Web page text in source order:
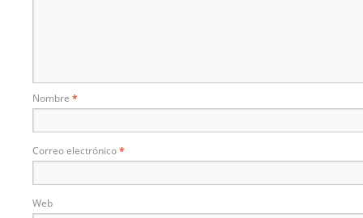
Nombre *
Correo electrónico*
Web